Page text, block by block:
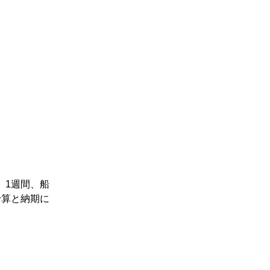
1週間、船
と納期に